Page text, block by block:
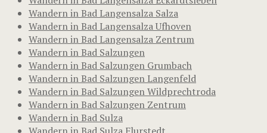
Wandern in Bad Langensalza Salza
Wandern in Bad Langensalza Ufhoven
Wandern in Bad Langensalza Zentrum
Wandern in Bad Salzungen
Wandern in Bad Salzungen Grumbach
Wandern in Bad Salzungen Langenfeld
Wandern in Bad Salzungen Wildprechtroda
Wandern in Bad Salzungen Zentrum
Wandern in Bad Sulza